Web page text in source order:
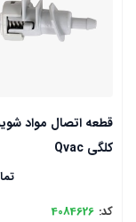
قطعه اتصال مواد
کلگی Qvac
کد: 4084626